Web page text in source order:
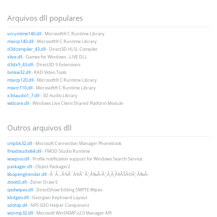
Arquivos dll populares
vcruntime140.dll- Microsoft® C Runtime Library
msvcp140.dll- Microsoft® C Runtime Library
d3dcompiler_43.dll- Direct3D HLSL Compiler
xlive.dll- Games for Windows - LIVE DLL
d3dx9_43.dll- Direct3D 9 Extensions
binkw32.dll- RAD Video Tools
msvcp120.dll- Microsoft® C Runtime Library
msvcr110.dll- Microsoft® C Runtime Library
x3daudio1_7.dll- 3D Audio Library
wldcore.dll- Windows Live Client Shared Platform Module
Outros arquivos dll
cmpbk32.dll- Microsoft Connection Manager Phonebook
fmodstudio64.dll- FMOD Studio Runtime
wsepno.dll- Profile notification support for Windows Search Service
packager.dll- Object Packager2
libopenglrender.dll- Ã¨Â…Â¾Ã¨Â®Â¯Ã¦Â‰Â‹Ã¦Â¸Â¸Ã¥ÂŠÂ©Ã¦Â‰Â‹
ztools5.dll- Zoner Draw 5
qedwipes.dll- DirectShow Editing SMPTE Wipes
kbdgeo.dll- Georgian Keyboard Layout
sdohlp.dll- NPS SDO Helper Component
wsnmp32.dll- Microsoft WinSNMP v2.0 Manager API